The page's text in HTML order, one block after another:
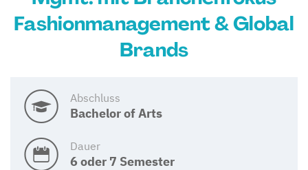
Fashionmanagement & Global
Brands
Abschluss
Bachelor of Arts
Dauer
6 oder 7 Semester